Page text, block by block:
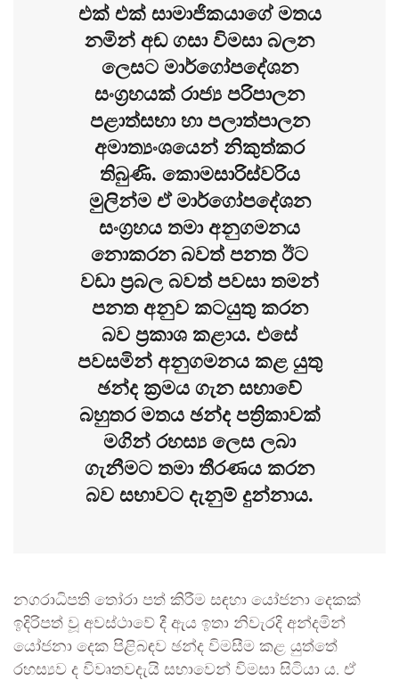
එක් එක් සාමාජිකයාගේ මතය
නමින් අඬ ගසා විමසා බලන
ලෙසට මාර්ගෝපදේශන
සංග්‍රහයක් රාජ්‍ය පරිපාලන
පළාත්සභා හා පලාත්පාලන
අමාත්‍යංශයෙන් නිකුත්කර
තිබුණි. කොමසාරිස්වරිය
මුලින්ම ඒ මාර්ගෝපදේශන
සංග්‍රහය තමා අනුගමනය
නොකරන බවත් පනත ඊට
වඩා ප්‍රබල බවත් පවසා තමන්
පනත අනුව කටයුතු කරන
බව ප්‍රකාශ කළාය. එසේ
පවසමින් අනුගමනය කළ යුතු
ඡන්ද ක්‍රමය ගැන සභාවේ
බහුතර මතය ඡන්ද පත්‍රිකාවක්
මගින් රහස්‍ය ලෙස ලබා
ගැනීමට තමා තීරණය කරන
බව සභාවට දැනුම් දුන්නාය.
නගරාධිපති තෝරා පත් කිරීම සඳහා යෝජනා දෙකක්
ඉදිරිපත් වූ අවස්ථාවේ දී ඇය ඉතා නිවැරදි අන්දමින්
යෝජනා දෙක පිළිබඳව ඡන්ද විමසීම කළ යුත්තේ
රහස්‍යව ද විවෘතවදැයි සභාවෙන් විමසා සිටියා ය. ඒ